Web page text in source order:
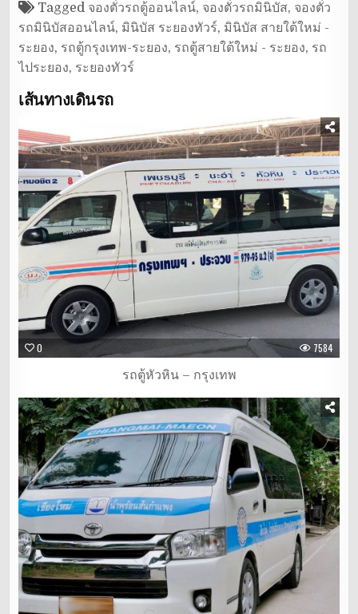
Tagged จองตั๋วรถตู้ออนไลน์, จองตั๋วรถมินิบัส, จองตั๋ว
รถมินิบัสออนไลน์, มินิบัส ระยองทัวร์, มินิบัส สายใต้ใหม่ -
ระยอง, รถตู้กรุงเทพ-ระยอง, รถตู้สายใต้ใหม่ - ระยอง, รถ
ไประยอง, ระยองทัวร์
เส้นทางเดินรถ
0 7584
รถตู้หัวหิน – กรุงเทพ